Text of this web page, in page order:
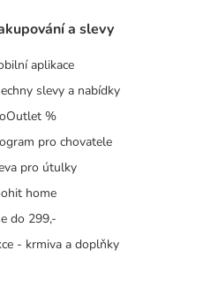
a slevy
aplikace
slevy a nabídky
%
pro chovatele
pro útulky
home
do 299,-
- krmiva a doplňky